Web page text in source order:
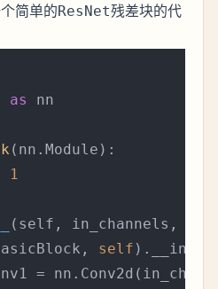
简单的ResNet残差块的代
as nn
(nn.Module):
1
( self, in_channels,
self
=